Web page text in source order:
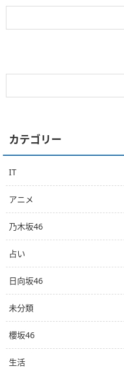
カテゴリー
IT
アニメ
乃木坂46
占い
日向坂46
未分類
櫻坂46
生活